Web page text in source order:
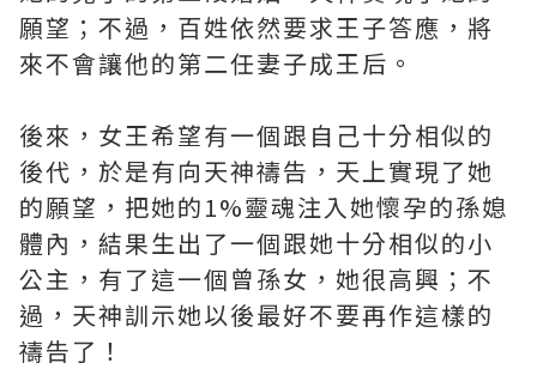
願望；不過，百姓依然要求王子答應，將
來不會讓他的第二任妻子成王后。
後來，女王希望有一個跟自己十分相似的
後代，於是有向天神禱告，天上實現了她
的願望，把她的1%靈魂注入她懷孕的孫媳
體內，結果生出了一個跟她十分相似的小
公主，有了這一個曾孫女，她很高興；不
過，天神訓示她以後最好不要再作這樣的
禱告了！